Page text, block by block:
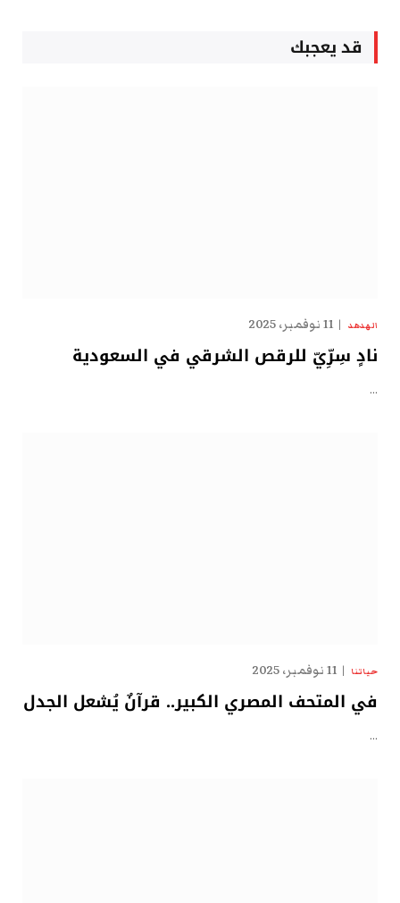
قد يعجبك
الهدهد 11 نوفمبر، 2025
نادٍ سِرِّيّ للرقص الشرقي في السعودية
…
حياتنا 11 نوفمبر، 2025
في المتحف المصري الكبير.. قرآنٌ يُشعل الجدل
…